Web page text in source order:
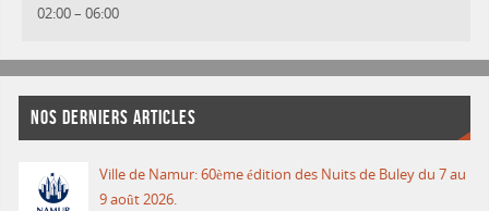
02:00– 06:00
NOS DERNIERS ARTICLES
Ville de Namur: 60ème édition des Nuits de Buley du 7 au
9 août 2026.